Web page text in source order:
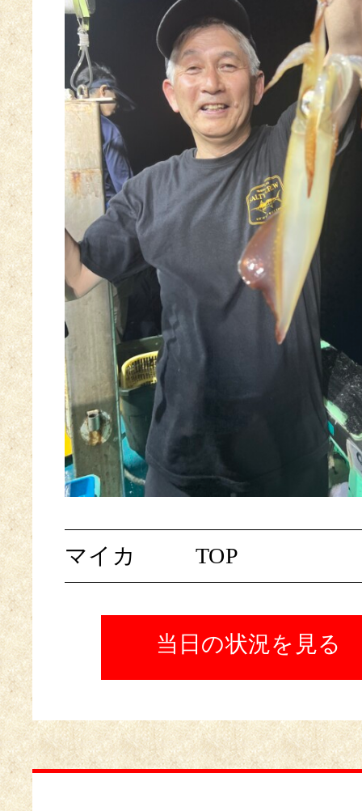
マイカ TOP
当日の状況を見る